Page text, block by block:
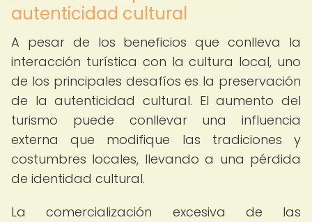
autenticidad cultural
A pesar de los beneficios que conlleva la
interacción turística con la cultura local, uno
de los principales desafíos es la preservación
de la autenticidad cultural. El aumento del
turismo puede conllevar una influencia
externa que modifique las tradiciones y
costumbres locales, llevando a una pérdida
de identidad cultural.
La comercialización excesiva de las